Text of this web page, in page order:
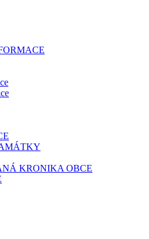
KRONIKA OBCE